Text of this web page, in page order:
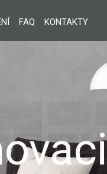
FAQ KONTAKTY